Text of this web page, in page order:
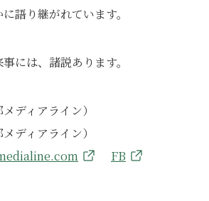
語り継がれています。
には、諸説あります。
ディアライン）
ディアライン）
FB